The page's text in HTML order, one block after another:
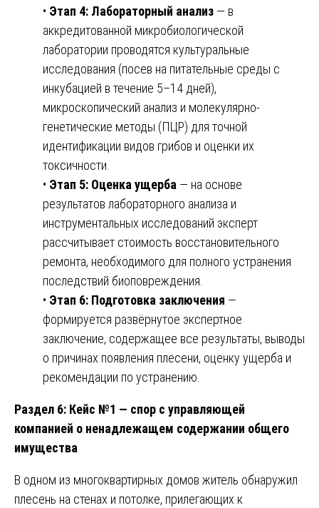
• Этап 4: Лабораторный анализ — в
аккредитованной микробиологической
лаборатории проводятся культуральные
исследования (посев на питательные среды с
инкубацией в течение 5–14 дней),
микроскопический анализ и молекулярно-
генетические методы (ПЦР) для точной
идентификации видов грибов и оценки их
токсичности.
• Этап 5: Оценка ущерба — на основе
результатов лабораторного анализа и
инструментальных исследований эксперт
рассчитывает стоимость восстановительного
ремонта, необходимого для полного устранения
последствий биоповреждения.
• Этап 6: Подготовка заключения —
формируется развёрнутое экспертное
заключение, содержащее все результаты, выводы
о причинах появления плесени, оценку ущерба и
рекомендации по устранению.
Раздел 6: Кейс №1 — спор с управляющей
компанией о ненадлежащем содержании общего
имущества
В одном из многоквартирных домов житель обнаружил
плесень на стенах и потолке, прилегающих к